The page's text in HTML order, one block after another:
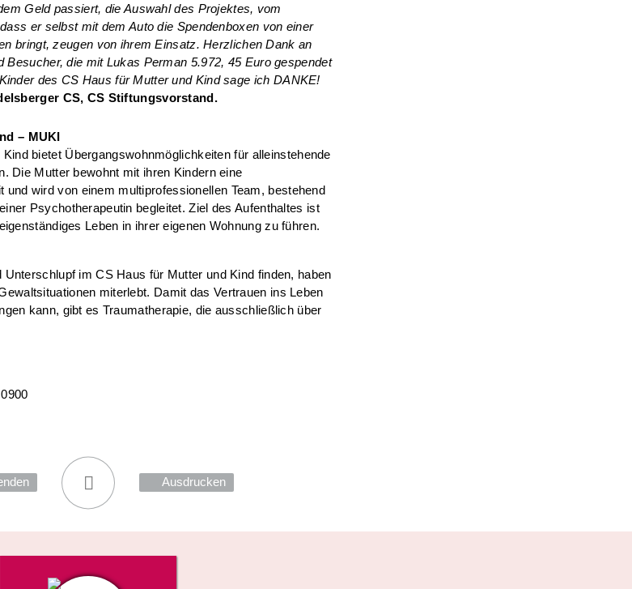
Geld passiert, die Auswahl des Projektes, vom
er selbst mit dem Auto die Spendenboxen von einer
bringt, zeugen von ihrem Einsatz. Herzlichen Dank an
Besucher, die mit Lukas Perman 5.972, 45 Euro gespendet
des CS Haus für Mutter und Kind sage ich DANKE!
CS, CS Stiftungsvorstand.
– MUKI
Kind bietet Übergangswohnmöglichkeiten für alleinstehende
Die Mutter bewohnt mit ihren Kindern eine
und wird von einem multiprofessionellen Team, bestehend
Psychotherapeutin begleitet. Ziel des Aufenthaltes ist
Leben in ihrer eigenen Wohnung zu führen.
Unterschlupf im CS Haus für Mutter und Kind finden, haben
miterlebt. Damit das Vertrauen ins Leben
kann, gibt es Traumatherapie, die ausschließlich über
Ausdrucken